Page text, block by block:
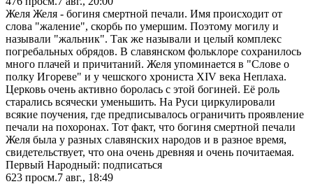
Желя Желя - богиня смертной печали. Имя происходит от
слова "жаление", скорбь по умершим. Поэтому могилу и
называли "жальник". Так же называли и целый комплекс
погребальных обрядов. В славянском фольклоре сохранилось
много плачей и причитаний. Желя упоминается в "Слове о
полку Игореве" и у чешского хрониста XIV века Неплаха.
Церковь очень активно боролась с этой богиней. Её роль
старались всячески уменьшить. На Руси циркулировали
всякие поучения, где предписывалось ограничить проявление
печали на похоронах. Тот факт, что богиня смертной печали
Желя была у разных славянских народов и в разное время,
свидетельствует, что она очень древняя и очень почитаемая.
Первый Народный: подписаться
623 просм.7 авг., 18:49